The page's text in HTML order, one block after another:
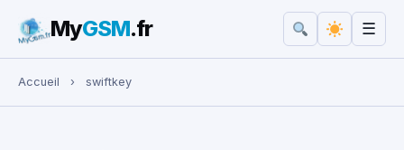
Rechercher :
MyGSM.fr ☰
Accueil › swiftkey